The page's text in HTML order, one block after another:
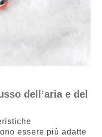
dell’aria e del
essere più adatte